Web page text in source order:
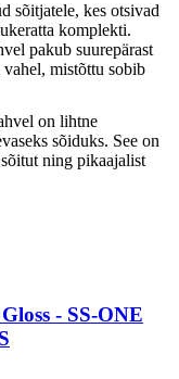
sõitjatele, kes otsivad
komplekti.
pakub suurepärast
mistõttu sobib
on lihtne
sõiduks. See on
ning pikaajalist
- SS-ONE